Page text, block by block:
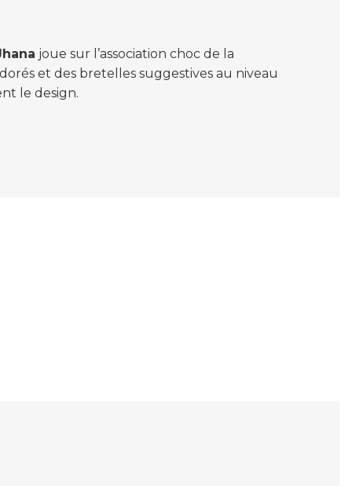
joue sur l’association choc de la
et des bretelles suggestives au niveau
le design.